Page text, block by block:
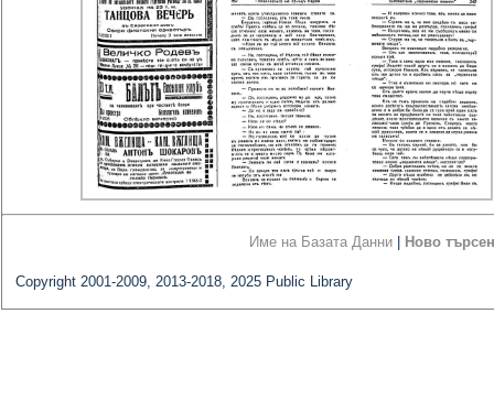
Име на Базата Данни Ново
Copyright 2001-2009, 2013-2018, 2025 Public Library